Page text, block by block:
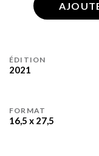
ÉDITION
2021
FORMAT
16,5 x 27,5